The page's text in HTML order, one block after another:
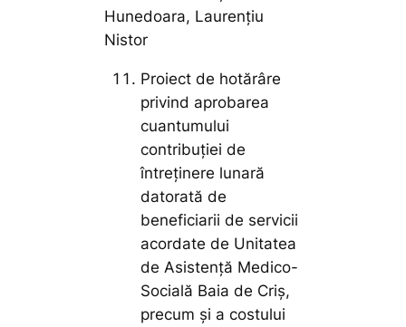
Hunedoara, Laurențiu
Nistor
Proiect de hotărâre
privind aprobarea
cuantumului
contribuției de
întreținere lunară
datorată de
beneficiarii de servicii
acordate de Unitatea
de Asistență Medico-
Socială Baia de Criș,
precum și a costului